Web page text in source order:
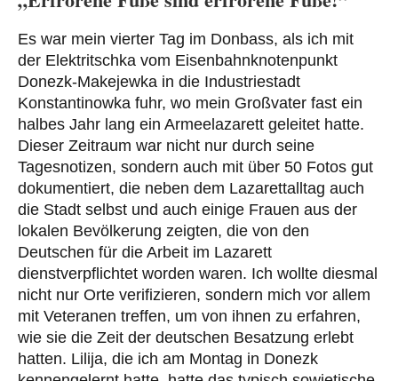
Es war mein vierter Tag im Donbass, als ich mit
der Elektritschka vom Eisenbahnknotenpunkt
Donezk-Makejewka in die Industriestadt
Konstantinowka fuhr, wo mein Großvater fast ein
halbes Jahr lang ein Armeelazarett geleitet hatte.
Dieser Zeitraum war nicht nur durch seine
Tagesnotizen, sondern auch mit über 50 Fotos gut
dokumentiert, die neben dem Lazarettalltag auch
die Stadt selbst und auch einige Frauen aus der
lokalen Bevölkerung zeigten, die von den
Deutschen für die Arbeit im Lazarett
dienstverpflichtet worden waren. Ich wollte diesmal
nicht nur Orte verifizieren, sondern mich vor allem
mit Veteranen treffen, um von ihnen zu erfahren,
wie sie die Zeit der deutschen Besatzung erlebt
hatten. Lilija, die ich am Montag in Donezk